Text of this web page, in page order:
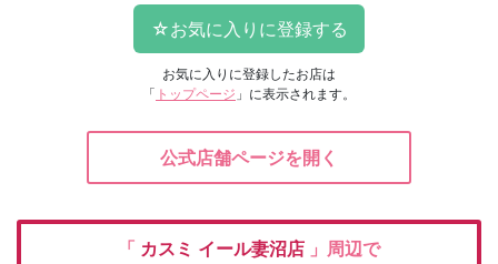
お気に入りに登録したお店は
「 トップページ 」に表示されます。
公式店舗ページを開く
「 カスミ イール妻沼店 」周辺で